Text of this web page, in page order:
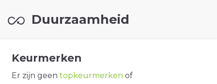
Duurzaamheid
Keurmerken
Er zijn geen topkeurmerken of